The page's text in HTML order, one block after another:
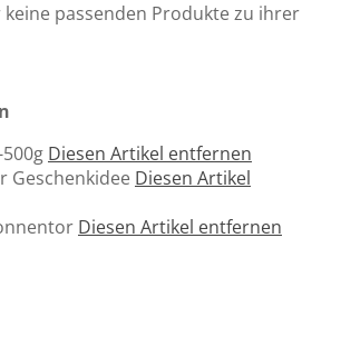
passenden Produkte zu ihrer
Diesen Artikel entfernen
Geschenkidee Diesen Artikel
Diesen Artikel entfernen